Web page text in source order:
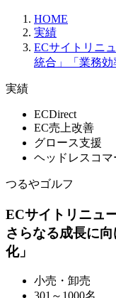
HOME
実績
ECサイトリニ
統合」「業務効
実績
ECDirect
EC売上改善
グロース支援
ヘッドレスコマ
つるやゴルフ
ECサイトリニュ
さらなる成長に
化」
小売・卸売